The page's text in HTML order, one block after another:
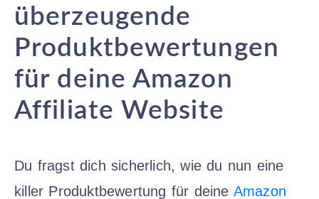
überzeugende
Produktbewertungen
für deine Amazon
Affiliate Website
Du fragst dich sicherlich, wie du nun eine
killer Produktbewertung für deine Amazon